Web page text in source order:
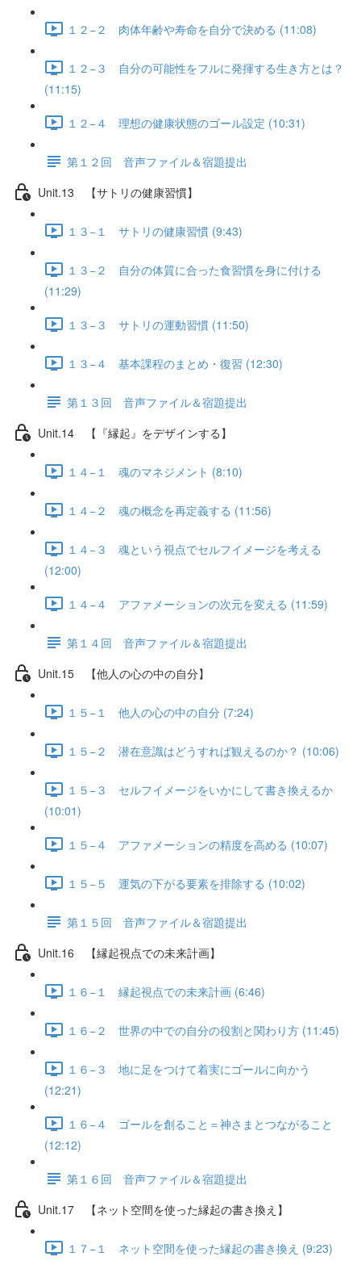
１２−２ 肉体年齢や寿命を自分で決める (11:08)
１２−３ 自分の可能性をフルに発揮する生き方とは？
(11:15)
１２−４ 理想の健康状態のゴール設定 (10:31)
第１２回 音声ファイル＆宿題提出
Unit.13 【サトリの健康習慣】
１３−１ サトリの健康習慣 (9:43)
１３−２ 自分の体質に合った食習慣を身に付ける
(11:29)
１３−３ サトリの運動習慣 (11:50)
１３−４ 基本課程のまとめ・復習 (12:30)
第１３回 音声ファイル＆宿題提出
Unit.14 【『縁起』をデザインする】
１４−１ 魂のマネジメント (8:10)
１４−２ 魂の概念を再定義する (11:56)
１４−３ 魂という視点でセルフイメージを考える
(12:00)
１４−４ アファメーションの次元を変える (11:59)
第１４回 音声ファイル＆宿題提出
Unit.15 【他人の心の中の自分】
１５−１ 他人の心の中の自分 (7:24)
１５−２ 潜在意識はどうすれば観えるのか？ (10:06)
１５−３ セルフイメージをいかにして書き換えるか
(10:01)
１５−４ アファメーションの精度を高める (10:07)
１５−５ 運気の下がる要素を排除する (10:02)
第１５回 音声ファイル＆宿題提出
Unit.16 【縁起視点での未来計画】
１６−１ 縁起視点での未来計画 (6:46)
１６−２ 世界の中での自分の役割と関わり方 (11:45)
１６−３ 地に足をつけて着実にゴールに向かう
(12:21)
１６−４ ゴールを創ること＝神さまとつながること
(12:12)
第１６回 音声ファイル＆宿題提出
Unit.17 【ネット空間を使った縁起の書き換え】
１７−１ ネット空間を使った縁起の書き換え (9:23)